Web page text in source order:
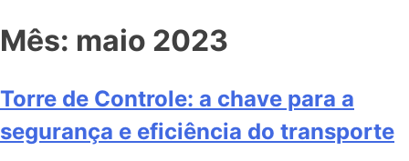
Mês: maio 2023
Torre de Controle: a chave para a
segurança e eficiência do transporte